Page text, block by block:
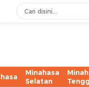
Minahasa
Selatan